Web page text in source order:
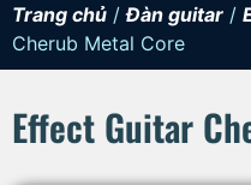
Trang chủ /Đàn guitar /
Cherub Metal Core
Effect Guitar